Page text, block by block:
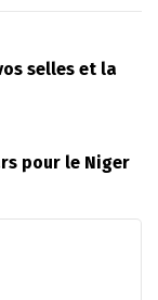
selles et la
pour le Niger